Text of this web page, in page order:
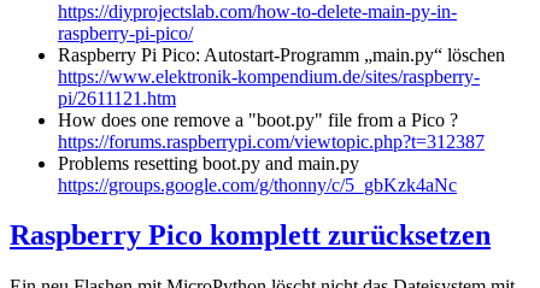
https://diyprojectslab.com/how-to-delete-main-py-in-
raspberry-pi-pico/
Raspberry Pi Pico: Autostart-Programm „main.py“ löschen
https://www.elektronik-kompendium.de/sites/raspberry-
pi/2611121.htm
How does one remove a "boot.py" file from a Pico ?
https://forums.raspberrypi.com/viewtopic.php?t=312387
Problems resetting boot.py and main.py
https://groups.google.com/g/thonny/c/5_gbKzk4aNc
Raspberry Pico komplett zurücksetzen